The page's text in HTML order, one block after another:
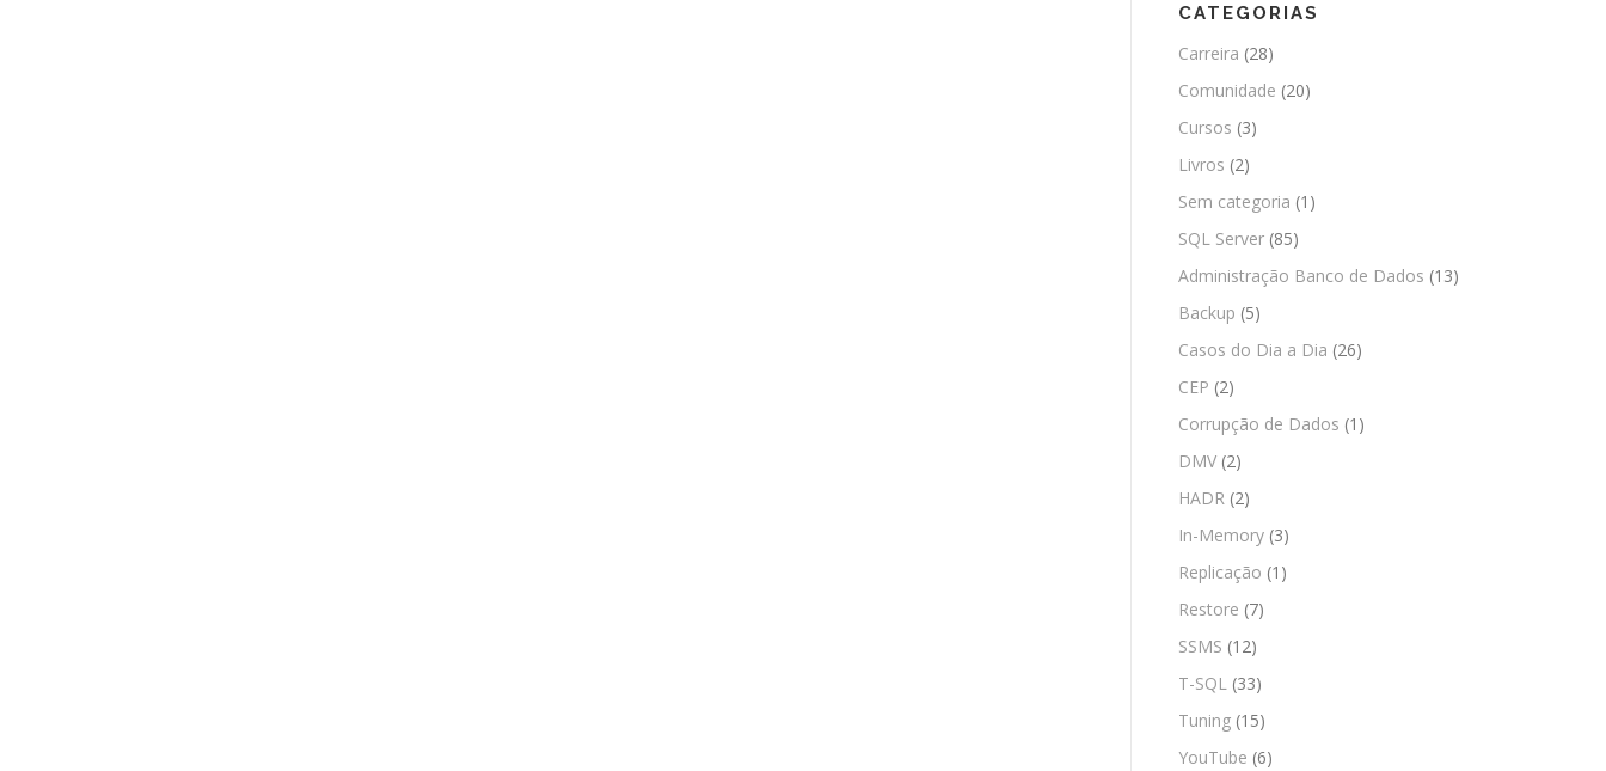
CATEGORIAS
Carreira (28)
Comunidade (20)
Cursos (3)
Livros (2)
Sem categoria (1)
SQL Server (85)
Administração Banco de Dados (13)
Backup (5)
Casos do Dia a Dia (26)
CEP (2)
Corrupção de Dados (1)
DMV (2)
HADR (2)
In-Memory (3)
Replicação (1)
Restore (7)
SSMS (12)
T-SQL (33)
Tuning (15)
YouTube (6)